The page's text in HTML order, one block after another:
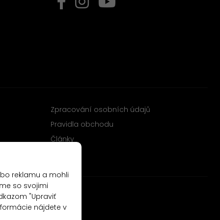
Zpracování osobních údajů
Pravidla obchodu
Články
reklamu a mohli
so svojimi
"Upraviť
nájdete v